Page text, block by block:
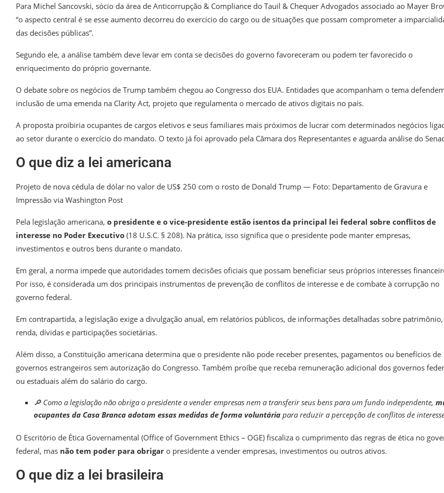
Para Michel Sancovski, sócio da área de Anticorrupção & Compliance do Tauil & Chequer Advogados associado ao Mayer
“o aspecto central é se esse aumento decorreu do exercício do cargo ou de situações que possam comprometer a
das decisões públicas”.
Segundo ele, a análise também deve levar em conta se decisões do governo favoreceram ou podem ter favorecido o
enriquecimento do próprio governante.
O debate sobre os negócios de Trump também chegou ao Congresso dos EUA. Entidades que acompanham o tema
inclusão de uma emenda na Clarity Act, projeto que regulamenta o mercado de ativos digitais no país.
A proposta proibiria ocupantes de cargos eletivos e seus familiares mais próximos de lucrar com determinados negócios
ao setor durante o exercício do mandato. O texto já foi aprovado pela Câmara dos Representantes e aguarda análise do
O que diz a lei americana
Projeto de nova cédula de dólar no valor de US$ 250 com o rosto de Donald Trump — Foto: Departamento de Gravura e
Impressão via Washington Post
Pela legislação americana, o presidente e o vice-presidente estão isentos da principal lei federal sobre conflitos de
interesse no Poder Executivo (18 U.S.C. § 208). Na prática, isso significa que o presidente pode manter empresas,
investimentos e outros bens durante o mandato.
Em geral, a norma impede que autoridades tomem decisões oficiais que possam beneficiar seus próprios interesses
Por isso, é considerada um dos principais instrumentos de prevenção de conflitos de interesse e de combate à corrupção no
governo federal.
Em contrapartida, a legislação exige a divulgação anual, em relatórios públicos, de informações detalhadas sobre patrimônio,
renda, dívidas e participações societárias.
Além disso, a Constituição americana determina que o presidente não pode receber presentes, pagamentos ou benefícios de
governos estrangeiros sem autorização do Congresso. Também proíbe que receba remuneração adicional dos governos
ou estaduais além do salário do cargo.
🔎 Como a legislação não obriga o presidente a vender empresas nem a transferir seus bens para um fundo independente,
ocupantes da Casa Branca adotam essas medidas de forma voluntária para reduzir a percepção de conflitos de
O Escritório de Ética Governamental (Office of Government Ethics – OGE) fiscaliza o cumprimento das regras de ética no
federal, mas não tem poder para obrigar o presidente a vender empresas, investimentos ou outros ativos.
O que diz a lei brasileira